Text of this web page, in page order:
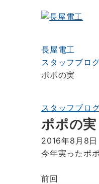
長屋電工
スタッフブロ
ポポの実
スタッフブロ
ポポの実
2016年8月8日
今年実ったポ
前